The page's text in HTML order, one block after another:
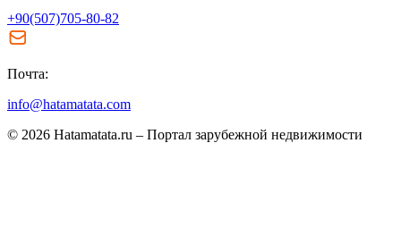
+90(507)705-80-82
Почта:
info@hatamatata.com
© 2026 Hatamatata.ru – Портал зарубежной недвижимости